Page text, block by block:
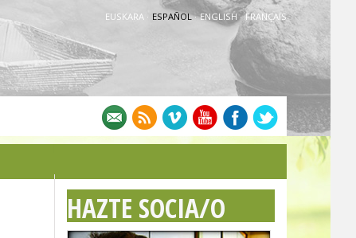
EUSKARA · ESPAÑOL· ENGLISH · FRANÇAIS
HAZTE SOCIA/O